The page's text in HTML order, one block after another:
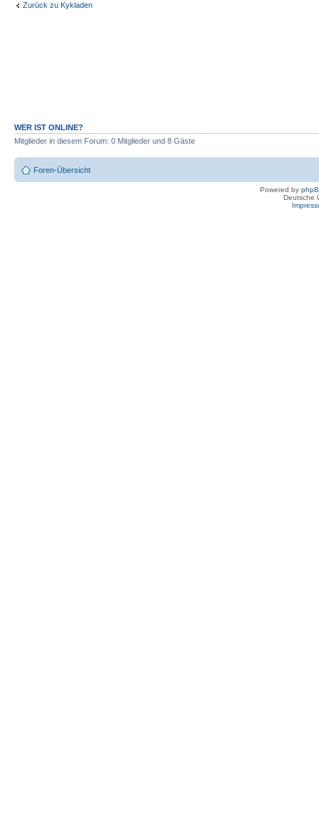
Zurück zu Kykladen
WER IST ONLINE?
Mitglieder in diesem Forum: 0 Mitglieder und 8 Gäste
Foren-Übersicht
Powered by
Deutsche